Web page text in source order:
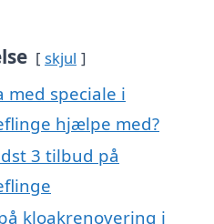
skjul
med speciale i
hjælpe med?
3 tilbud på
kloakrenovering i